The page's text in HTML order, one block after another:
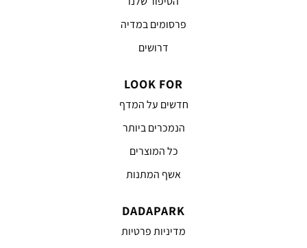
פרסומים במדיה
דרושים
LOOK FOR
חדשים על המדף
הנמכרים ביותר
כל המוצרים
אשף המתנות
DADAPARK
מדיניות פרטיות